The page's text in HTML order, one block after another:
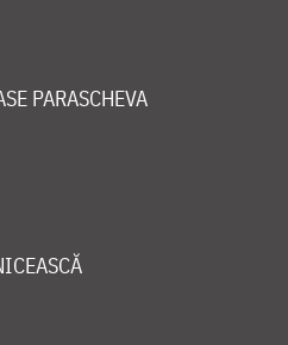
PARASCHEVA